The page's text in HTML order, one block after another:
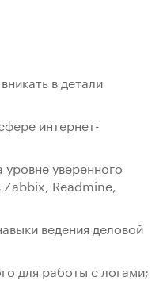
в детали
интернет-
уверенного
Zabbix, Readmine,
ведения деловой
для работы с логами;